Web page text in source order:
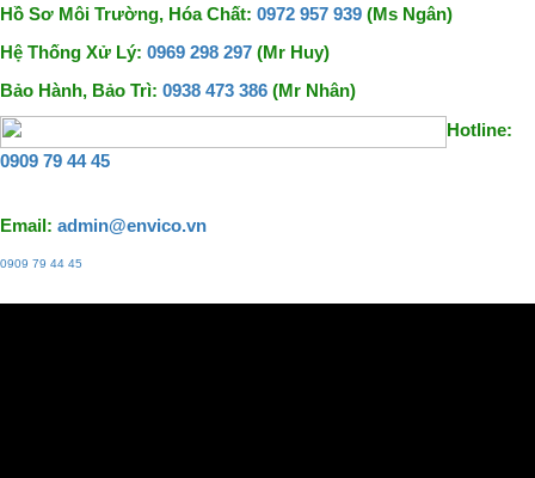
Hồ Sơ Môi Trường, Hóa Chất: 0972 957 939 (Ms Ngân)
Hệ Thống Xử Lý: 0969 298 297 (Mr Huy)
Bảo Hành, Bảo Trì: 0938 473 386 (Mr Nhân)
Hotline:
0909 79 44 45
Email: admin@envico.vn
0909 79 44 45